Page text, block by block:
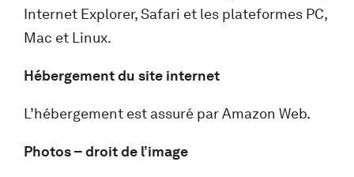
Internet Explorer, Safari et les plateformes PC,
Mac et Linux.
Hébergement du site internet
L’hébergement est assuré par Amazon Web.
Photos – droit de l’image